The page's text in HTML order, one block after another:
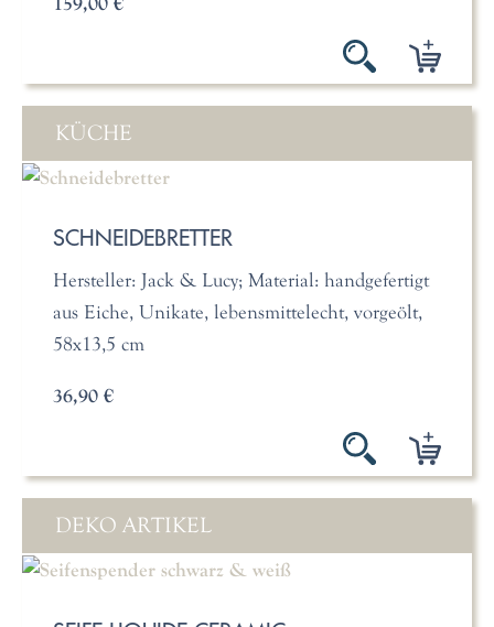
KÜCHE
SCHNEIDEBRETTER
Hersteller: Jack & Lucy; Material: handgefertigt
aus Eiche, Unikate, lebensmittelecht, vorgeölt,
58x13,5 cm
36,90 €
DEKO ARTIKEL